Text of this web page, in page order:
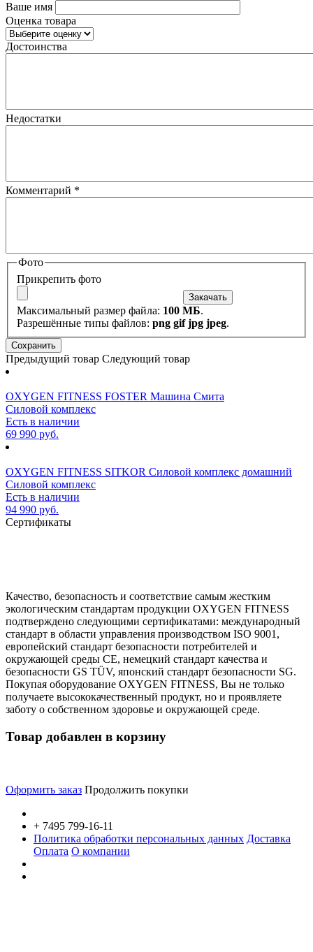
Ваше имя
Оценка товара
Достоинства
Недостатки
Комментарий *
Фото
Прикрепить фото
Максимальный размер файла: 100 МБ.
Разрешённые типы файлов: png gif jpg jpeg.
Предыдущий товар Следующий товар
OXYGEN FITNESS FOSTER Машина Смита
Силовой комплекс
Есть в наличии
69 990 руб.
OXYGEN FITNESS SITKOR Силовой комплекс домашний
Силовой комплекс
Есть в наличии
94 990 руб.
Сертификаты
Качество, безопасность и соответствие самым жестким
экологическим стандартам продукции OXYGEN FITNESS
подтверждено следующими сертификатами: международный
стандарт в области управления производством ISO 9001,
европейский стандарт безопасности потребителей и
окружающей среды CE, немецкий стандарт качества и
безопасности GS TÜV, японский стандарт безопасности SG.
Покупая оборудование OXYGEN FITNESS, Вы не только
получаете высококачественный продукт, но и проявляете
заботу о собственном здоровье и окружающей среде.
Товар добавлен в корзину
Оформить заказ Продолжить покупки
+ 7495 799-16-11
Политика обработки персональных данных Доставка
Оплата О компании